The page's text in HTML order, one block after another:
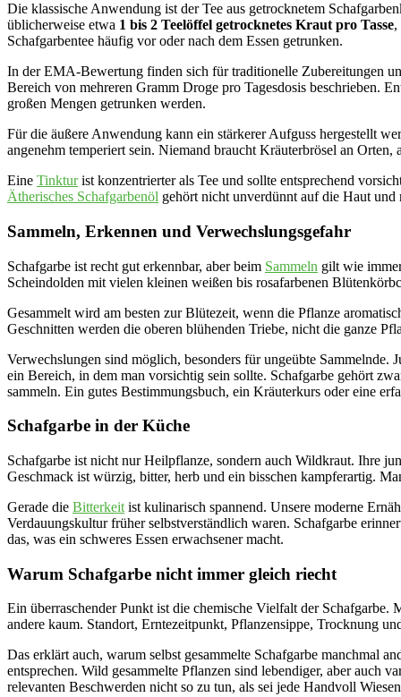
Die klassische Anwendung ist der Tee aus getrocknetem
üblicherweise etwa 1 bis 2 Teelöffel getrocknetes Kraut pro Tasse,
Schafgarbentee häufig vor oder nach dem Essen getrunken.
In der EMA-Bewertung finden sich für traditionelle Zubereitungen
Bereich von mehreren Gramm Droge pro Tagesdosis beschrieben.
großen Mengen getrunken werden.
Für die äußere Anwendung kann ein stärkerer Aufguss hergestellt
angenehm temperiert sein. Niemand braucht Kräuterbrösel an Orten,
Eine Tinkturist konzentrierter als Tee und sollte entsprechend
Ätherisches Schafgarbenöl gehört nicht unverdünnt auf die Haut
Sammeln, Erkennen und Verwechslungsgefahr
Schafgarbe ist recht gut erkennbar, aber beim Sammeln gilt wie
Scheindolden mit vielen kleinen weißen bis rosafarbenen
Gesammelt wird am besten zur Blütezeit, wenn die Pflanze
Geschnitten werden die oberen blühenden Triebe, nicht die ganze
Verwechslungen sind möglich, besonders für ungeübte
ein Bereich, in dem man vorsichtig sein sollte. Schafgarbe gehört
sammeln. Ein gutes Bestimmungsbuch, ein Kräuterkurs oder eine
Schafgarbe in der Küche
Schafgarbe ist nicht nur Heilpflanze, sondern auch Wildkraut. Ihre
Geschmack ist würzig, bitter, herb und ein bisschen kampferartig.
Gerade die Bitterkeit ist kulinarisch spannend. Unsere moderne
Verdauungskultur früher selbstverständlich waren. Schafgarbe
das, was ein schweres Essen erwachsener macht.
Warum Schafgarbe nicht immer gleich riecht
Ein überraschender Punkt ist die chemische Vielfalt der Schafgarbe.
andere kaum. Standort, Erntezeitpunkt, Pflanzensippe, Trocknung
Das erklärt auch, warum selbst gesammelte Schafgarbe manchmal
entsprechen. Wild gesammelte Pflanzen sind lebendiger, aber auch
relevanten Beschwerden nicht so zu tun, als sei jede Handvoll